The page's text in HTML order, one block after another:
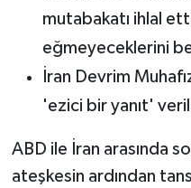
mutabakatı ihlal
eğmeyeceklerini
İran Devrim
'ezici bir yanıt'
ABD ile İran arasında
ateşkesin ardından